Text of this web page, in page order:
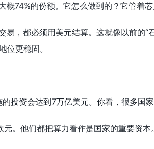
74%的份额。它怎么做到的？它管着
，都必须用美元结算。这就像以前的
位更稳固。
投资会达到7万亿美元。你看，很多国家
。他们都把算力看作是国家的重要资本